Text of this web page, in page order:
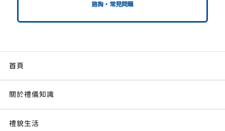
諮詢・常見問題
首頁
關於禮儀知識
禮貌生活